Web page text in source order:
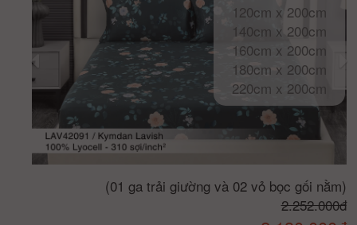
120cm x 200cm
140cm x 200cm
160cm x 200cm
180cm x 200cm
220cm x 200cm
(01 ga trải giường và 02 vỏ bọc gối nằm)
2.252.000đ